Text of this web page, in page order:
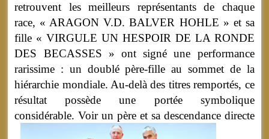
retrouvent les meilleurs représentants de chaque
race, « ARAGON V.D. BALVER HOHLE » et sa
fille « VIRGULE UN HESPOIR DE LA RONDE
DES BECASSES » ont signé une performance
rarissime : un doublé père-fille au sommet de la
hiérarchie mondiale. Au-delà des titres remportés, ce
résultat possède une portée symbolique
considérable.Voir un père et sa descendance directe